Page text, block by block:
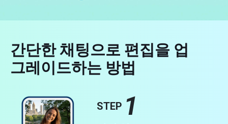
간단한 채팅으로 편집을 업
그레이드하는 방법
STEP 1